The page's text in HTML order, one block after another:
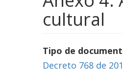
cultural
Tipo de
Decreto 768 de